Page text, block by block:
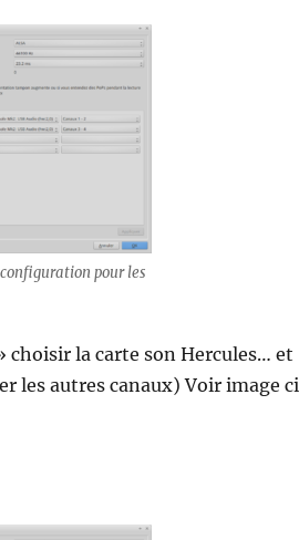
pour les
choisir la carte son Hercules… et
les autres canaux) Voir image